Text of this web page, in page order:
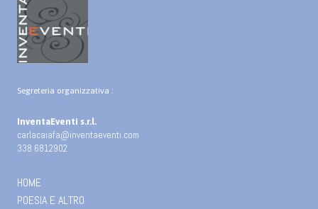
Segreteria organizzativa :
InventaEventi s.r.l.
carlacaiafa@inventaeventi.com
338 6812902
HOME
POESIA E ALTRO